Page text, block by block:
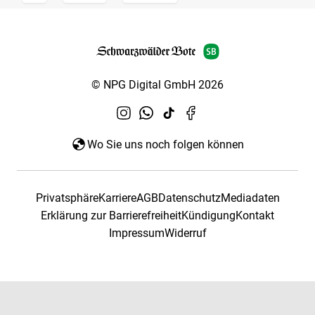
© NPG Digital GmbH 2026
Wo Sie uns noch folgen können
PrivatsphäreKarriereAGBDatenschutzMediadaten
Erklärung zur BarrierefreiheitKündigungKontakt
ImpressumWiderruf